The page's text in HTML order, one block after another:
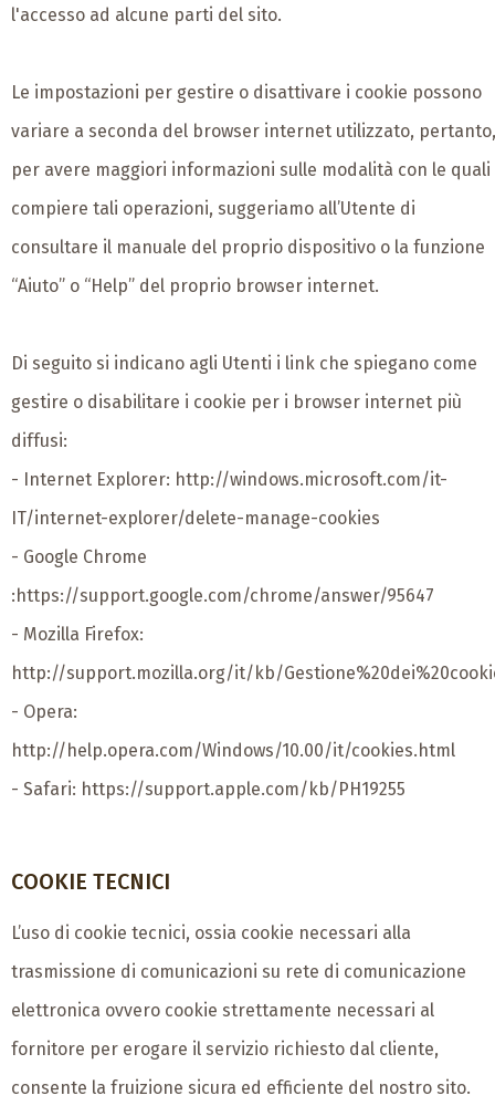
l'accesso ad alcune parti del sito.
Le impostazioni per gestire o disattivare i cookie possono
variare a seconda del browser internet utilizzato, pertanto,
per avere maggiori informazioni sulle modalità con le quali
compiere tali operazioni, suggeriamo all’Utente di
consultare il manuale del proprio dispositivo o la funzione
“Aiuto” o “Help” del proprio browser internet.
Di seguito si indicano agli Utenti i link che spiegano come
gestire o disabilitare i cookie per i browser internet più
diffusi:
- Internet Explorer: http://windows.microsoft.com/it-
IT/internet-explorer/delete-manage-cookies
- Google Chrome
:https://support.google.com/chrome/answer/95647
- Mozilla Firefox:
http://support.mozilla.org/it/kb/
- Opera:
http://help.opera.com/Windows/10.00/it/cookies.html
- Safari: https://support.apple.com/kb/PH19255
COOKIE TECNICI
L’uso di cookie tecnici, ossia cookie necessari alla
trasmissione di comunicazioni su rete di comunicazione
elettronica ovvero cookie strettamente necessari al
fornitore per erogare il servizio richiesto dal cliente,
consente la fruizione sicura ed efficiente del nostro sito.